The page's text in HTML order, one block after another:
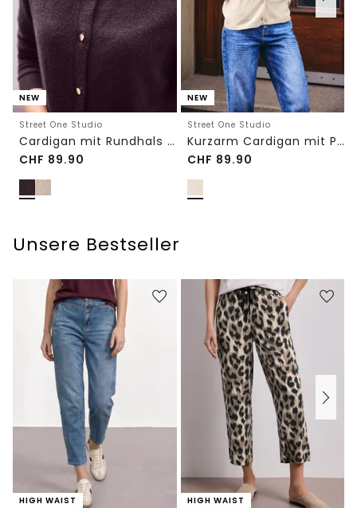
NEW
Street One Studio
Cardigan mit Rundhals und Knöpfen
CHF 89.90
NEW
Street One Studio
Kurzarm Cardigan mit Polokragen
CHF 89.90
Unsere Bestseller
HIGH WAIST HIGH WAIST